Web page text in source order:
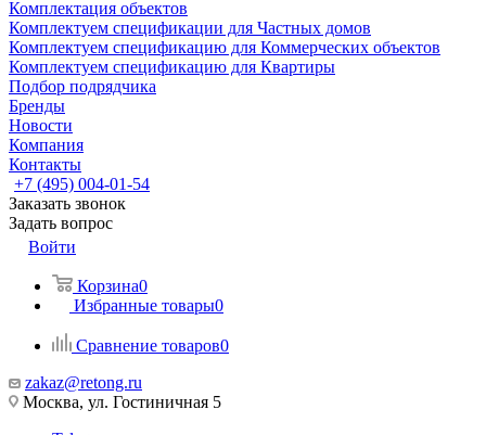
Комплектация объектов
Комплектуем спецификации для Частных домов
Комплектуем спецификацию для Коммерческих объектов
Комплектуем спецификацию для Квартиры
Подбор подрядчика
Бренды
Новости
Компания
Контакты
+7 (495) 004-01-54
Заказать звонок
Задать вопрос
Войти
Корзина0
Избранные товары0
Сравнение товаров0
zakaz@retong.ru
Москва, ул. Гостиничная 5